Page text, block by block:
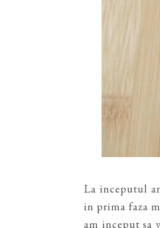
La inceputul
in prima faza
am inceput sa